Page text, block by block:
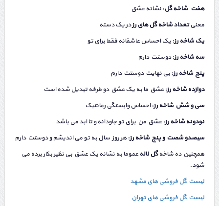
هفت شاخه گل: نشانه عشق
معنیتعداد شاخه گل های رزدر یک دسته
یک شاخه رز: یک احساس عاشقانه فقط برای تو
سه شاخه رز: دوستت دارم
پنج شاخه رز: بی نهایت دوستت دارم
دوازده شاخه رز: عشق ما به یک عشق دو طرفه تبدیل شده است
سی و شش شاخه رز: احساس وابستگی رمانتیک
نودونه شاخه رز: عشق من برای تو جاودانه و تا ابد می باشد
سیصدو شصت و پنج شاخه رز: هر روز سال به تو می اندیشم و دوستت دارم
همچنین ده شاخهگل لاله عموما به نشانه یک عشق بی نظیر بکار برده می
شود.
لیست گل فروشی های مشهد
لیست گل فروشی های تهران